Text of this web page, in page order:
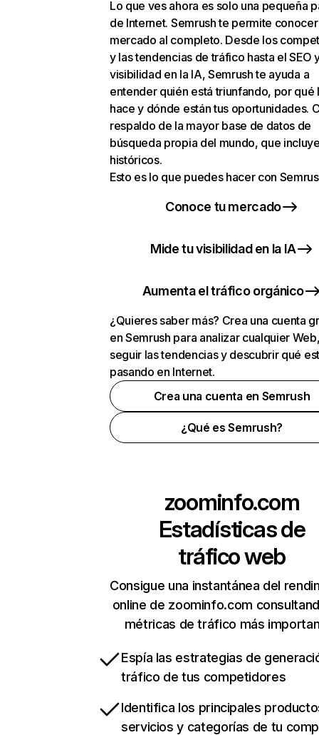
Lo que ves ahora es solo una pequeña
de Internet. Semrush te permite
mercado al completo. Desde los
y las tendencias de tráfico hasta el SEO
visibilidad en la IA, Semrush te ayuda a
entender quién está triunfando, por qué
hace y dónde están tus oportunidades.
respaldo de la mayor base de datos de
búsqueda propia del mundo, que
históricos.
Esto es lo que puedes hacer con
Conoce tu mercado
Mide tu visibilidad en la IA
Aumenta el tráfico orgánico
¿Quieres saber más? Crea una cuenta
en Semrush para analizar cualquier
seguir las tendencias y descubrir qué
pasando en Internet.
Crea una cuenta en Semrush
¿Qué es Semrush?
zoominfo.com
Estadísticas de
tráfico web
Consigue una instantánea del
online de zoominfo.com
métricas de tráfico más
Espía las estrategias de
tráfico de tus competidores
Identifica los principales
servicios y categorías de tu